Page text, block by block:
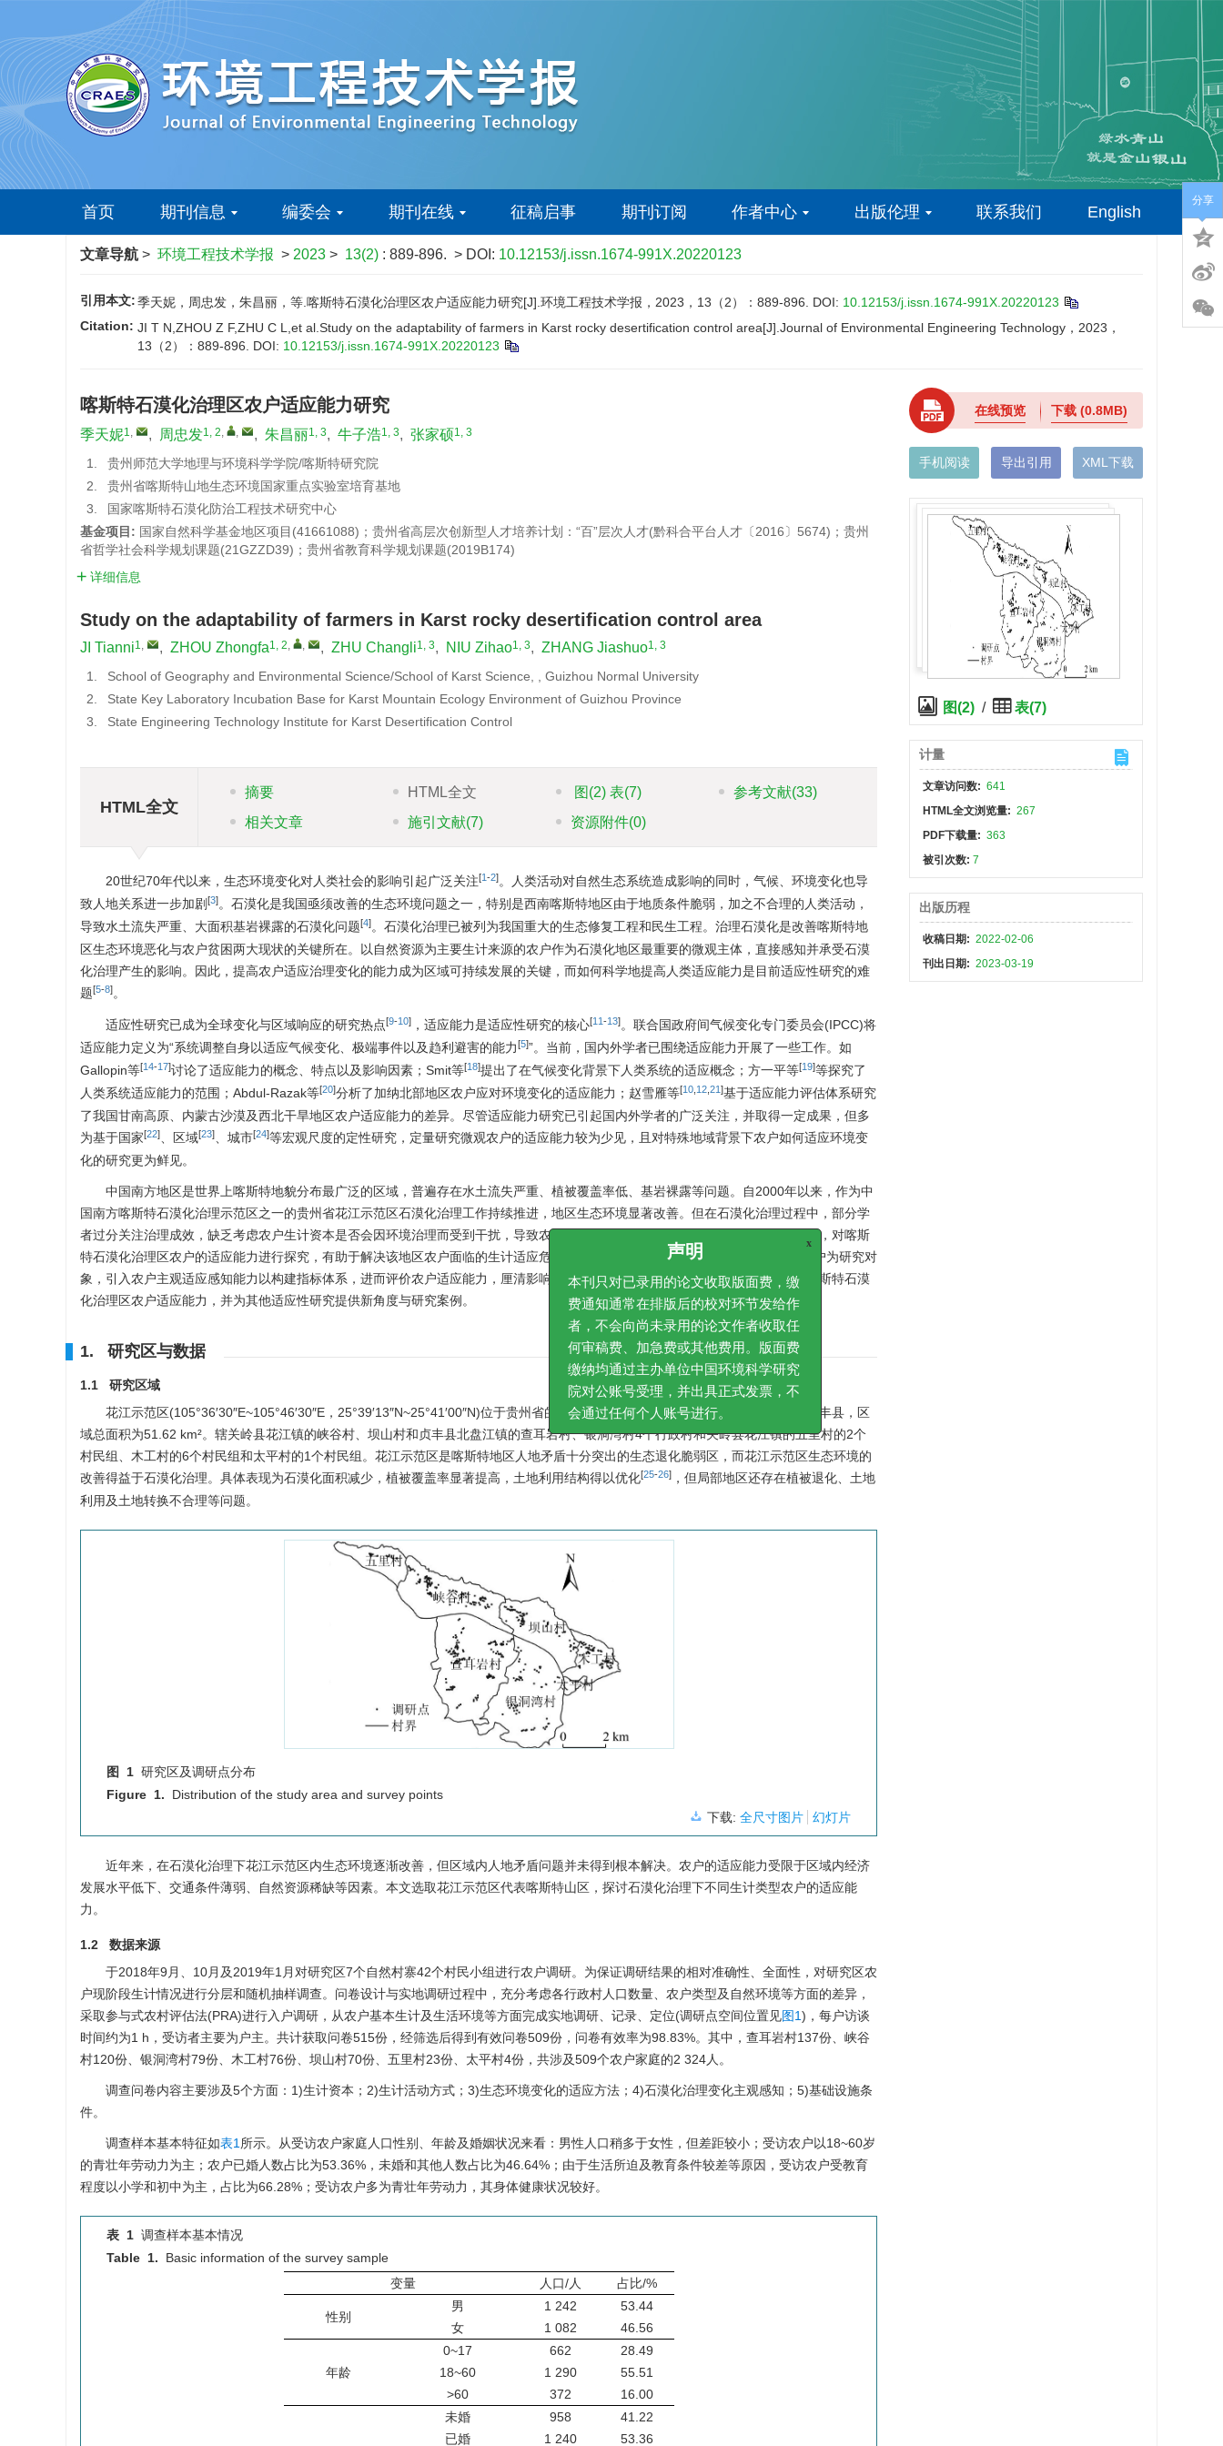
首页 期刊信息 编委会 期刊在线 征稿启事 期刊订阅 作者中心 出版伦理 联系我们 English
文章导航 > 环境工程技术学报 > 2023 > 13(2) : 889-896. > DOI: 10.12153/j.issn.1674-991X.20220123
引用本文:季天妮，周忠发，朱昌丽，等.喀斯特石漠化治理区农户适应能力研究[J].环境工程技术学报，2023，13（2）：889-896. DOI: 10.12153/j.issn.1674-991X.20220123
Citation: JI T N,ZHOU Z F,ZHU C L,et al.Study on the adaptability of farmers in Karst rocky desertification control area[J].Journal of Environmental Engineering Technology，2023，
13（2）：889-896.
DOI: 10.12153/j.issn.1674-991X.20220123
喀斯特石漠化治理区农户适应能力研究
季天妮1, , 周忠发1, 2, , , 朱昌丽1, 3, 牛子浩1, 3, 张家硕1, 3
1.
贵州师范大学地理与环境科学学院/喀斯特研究院
2.
贵州省喀斯特山地生态环境国家重点实验室培育基地
3.
国家喀斯特石漠化防治工程技术研究中心
基金项目: 国家自然科学基金地区项目(41661088)；贵州省高层次创新型人才培养计划：“百”层次人才(黔科合平台人才〔2016〕5674)；贵州
省哲学社会科学规划课题(21GZZD39)；贵州省教育科学规划课题(2019B174)
详细信息
Study on the adaptability of farmers in Karst rocky desertification control area
JI Tianni1, , ZHOU Zhongfa1, 2, , , ZHU Changli1, 3, NIU Zihao1, 3, ZHANG Jiashuo1, 3
1.
School of Geography and Environmental Science/School of Karst Science, , Guizhou Normal University
2.
State Key Laboratory Incubation Base for Karst Mountain Ecology Environment of Guizhou Province
3.
State Engineering Technology Institute for Karst Desertification Control
HTML全文
摘要 HTML全文 图 (2) 表(7) 参考文献(33)
相关文章
施引文献(7) 资源附件(0)
20世纪70年代以来，生态环境变化对人类社会的影响引起广泛关注[1-2]。人类活动对自然生态系统造成影响的同时，气候、环境变化也导
致人地关系进一步加剧 [3]。石漠化是我国亟须改善的生态环境问题之一，特别是西南喀斯特地区由于地质条件脆弱，加之不合理的人类活动，
导致水土流失严重、大面积基岩裸露的石漠化问题[4]。石漠化治理已被列为我国重大的生态修复工程和民生工程。治理石漠化是改善喀斯特地
区生态环境恶化与农户贫困两大现状的关键所在。以自然资源为主要生计来源的农户作为石漠化地区最重要的微观主体，直接感知并承受石漠
化治理产生的影响。因此，提高农户适应治理变化的能力成为区域可持续发展的关键，而如何科学地提高人类适应能力是目前适应性研究的难
题[5-8]。
适应性研究已成为全球变化与区域响应的研究热点[9-10] ，适应能力是适应性研究的核心[11-13]。联合国政府间气候变化专门委员会(IPCC)将
适应能力定义为“系统调整自身以适应气候变化、极端事件以及趋利避害的能力[5]”。当前，国内外学者已围绕适应能力开展了一些工作。如
Gallopin等[14-17]讨论了适应能力的概念、特点以及影响因素；Smit等[18]提出了在气候变化背景下人类系统的适应概念；方一平等[19]等探究了
人类系统适应能力的范围；Abdul-Razak等[20]分析了加纳北部地区农户应对环境变化的适应能力；赵雪雁等[10 12 21]基于适应能力评估体系研究
了我国甘南高原、内蒙古沙漠及西北干旱地区农户适应能力的差异。尽管适应能力研究已引起国内外学者的广泛关注，并取得一定成果，但多
为基于国家[22] 、区域[23] 、城市[24]等宏观尺度的定性研究，定量研究微观农户的适应能力较为少见，且对特殊地域背景下农户如何适应环境变
化的研究更为鲜见。
中国南方地区是世界上喀斯特地貌分布最广泛的区域，普遍存在水土流失严重、植被覆盖率低、基岩裸露等问题。自2000年以来，作为中
国南方喀斯特石漠化治理示范区之一的贵州省花江示范区石漠化治理工作持续推进，地区生态环境显著改善。但在石漠化治理过程中，部分学
者过分关注治理成效，缺乏考虑农户生计资本是否会因环境治理而受到干扰，导致农户无法及时适应生态环境变化等现实问题。因此，对喀斯
特石漠化治理区农户的适应能力进行探究，有助于解决该地区农户面临的生计适应危机。笔者选取贵州省花江示范区7个自然村寨农户为研究对
象，引入农户主观适应感知能力以构建指标体系，进而评价农户适应能力，厘清影响因素，并在此基础上提出适应策略，以期增强喀斯特石漠
化治理区农户适应能力，并为其他适应性研究提供新角度与研究案例。
1. 研究区与数据
1.1 研究区域
花江示范区(105°36′30″E~105°46′30″E，25°39′13″N~25°41′00″N)位于贵州省的东南部（图1），地跨贵州省安顺市关岭县与贞丰县，区
域总面积为51.62 km²。辖关岭县花江镇的峡谷村、坝山村和贞丰县北盘江镇的查耳岩村、银洞湾村4个行政村和关岭县花江镇的五里村的2个
村民组、木工村的6个村民组和太平村的1个村民组。花江示范区是喀斯特地区人地矛盾十分突出的生态退化脆弱区，而花江示范区生态环境的
改善得益于石漠化治理。具体表现为石漠化面积减少，植被覆盖率显著提高，土地利用结构得以优化[25-26] ，但局部地区还存在植被退化、土地
利用及土地转换不合理等问题。
图 1 研究区及调研点分布
Figure 1.
Distribution of the study area and survey points
下载: 全尺寸图片 幻灯片
近年来，在石漠化治理下花江示范区内生态环境逐渐改善，但区域内人地矛盾问题并未得到根本解决。农户的适应能力受限于区域内经济
发展水平低下、交通条件薄弱、自然资源稀缺等因素。本文选取花江示范区代表喀斯特山区，探讨石漠化治理下不同生计类型农户的适应能
力。
1.2 数据来源
于2018年9月、10月及2019年1月对研究区7个自然村寨42个村民小组进行农户调研。为保证调研结果的相对准确性、全面性，对研究区农
户现阶段生计情况进行分层和随机抽样调查。问卷设计与实地调研过程中，充分考虑各行政村人口数量、农户类型及自然环境等方面的差异，
采取参与式农村评估法(PRA)进行入户调研，从农户基本生计及生活环境等方面完成实地调研、记录、定位(调研点空间位置见图1)，每户访谈
时间约为1 h，受访者主要为户主。共计获取问卷515份，经筛选后得到有效问卷509份，问卷有效率为98.83%。其中，查耳岩村137份、峡谷
村120份、银洞湾村79份、木工村76份、坝山村70份、五里村23份、太平村4份，共涉及509个农户家庭的2 324人。
调查问卷内容主要涉及5个方面：1)生计资本；2)生计活动方式；3)生态环境变化的适应方法；4)石漠化治理变化主观感知；5)基础设施条
件。
调查样本基本特征如表1 所示。从受访农户家庭人口性别、年龄及婚姻状况来看：男性人口稍多于女性，但差距较小；受访农户以18~60岁
的青壮年劳动力为主；农户已婚人数占比为53.36%，未婚和其他人数占比为46.64%；由于生活所迫及教育条件较差等原因，受访农户受教育
程度以小学和初中为主，占比为66.28%；受访农户多为青壮年劳动力，其身体健康状况较好。
表 1 调查样本基本情况
Table 1.
Basic information of the survey sample
变量
人口/人 占比/%
性别
男 1 242
53.44
女
1 082 46.56
年龄
0~17 662
28.49
18~60
1 290
55.51
>60
372
16.00
未婚
958
41.22
已婚
1 240 53.36
在线预览 下载(0.8MB)
手机阅读 导出引用 XML下载
图(2) / 表(7)
计量
文章访问数: 641
HTML全文浏览量: 267
PDF下载量: 363
被引次数:7
出版历程
收稿日期: 2022-02-06
刊出日期: 2023-03-19
分享
声明
本刊只对已录用的论文收取版面费，缴
费通知通常在排版后的校对环节发给作
者，不会向尚未录用的论文作者收取任
何审稿费、加急费或其他费用。版面费
缴纳均通过主办单位中国环境科学研究
院对公账号受理，并出具正式发票，不
会通过任何个人账号进行。